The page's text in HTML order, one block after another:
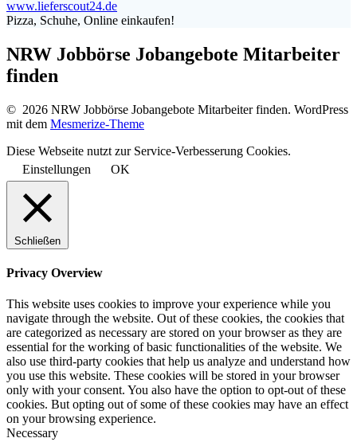
www.lieferscout24.de
Pizza, Schuhe, Online einkaufen!
NRW Jobbörse Jobangebote Mitarbeiter
finden
© 2026 NRW Jobbörse Jobangebote Mitarbeiter finden. WordPress
mit dem Mesmerize-Theme
Diese Webseite nutzt zur Service-Verbesserung Cookies.
Einstellungen
OK
Schließen
Privacy Overview
This website uses cookies to improve your experience while you
navigate through the website. Out of these cookies, the cookies that
are categorized as necessary are stored on your browser as they are
essential for the working of basic functionalities of the website. We
also use third-party cookies that help us analyze and understand how
you use this website. These cookies will be stored in your browser
only with your consent. You also have the option to opt-out of these
cookies. But opting out of some of these cookies may have an effect
on your browsing experience.
Necessary